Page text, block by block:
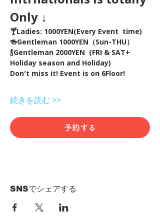
Only ↓
🍸Ladies: 1000YEN(Every Event  time)
🍻Gentleman 1000YEN（Sun-THU）
🍾Gentleman 2000YEN  (FRI & SAT+
Holiday season and Holiday)
Don't miss it! Event is on 6Floor!
続きを読む >>
予約する
SNSでシェアする